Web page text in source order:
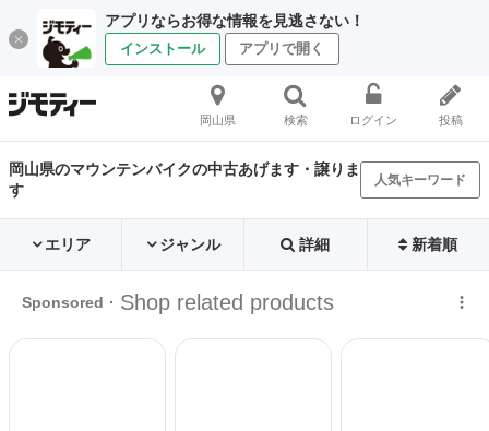
アプリならお得な情報を見逃さない！
インストール アプリで開く
岡山県 検索 ログイン 投稿
岡山県のマウンテンバイクの中古あげます・譲りま
す
人気キーワード
エリア ジャンル 詳細 新着順